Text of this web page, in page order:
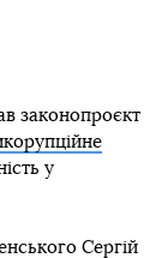
законопроєкт
у
Сергій